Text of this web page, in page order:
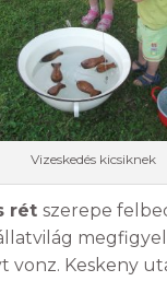
Vizeskedés kicsiknek
rétszerepe
vonz. Keskeny